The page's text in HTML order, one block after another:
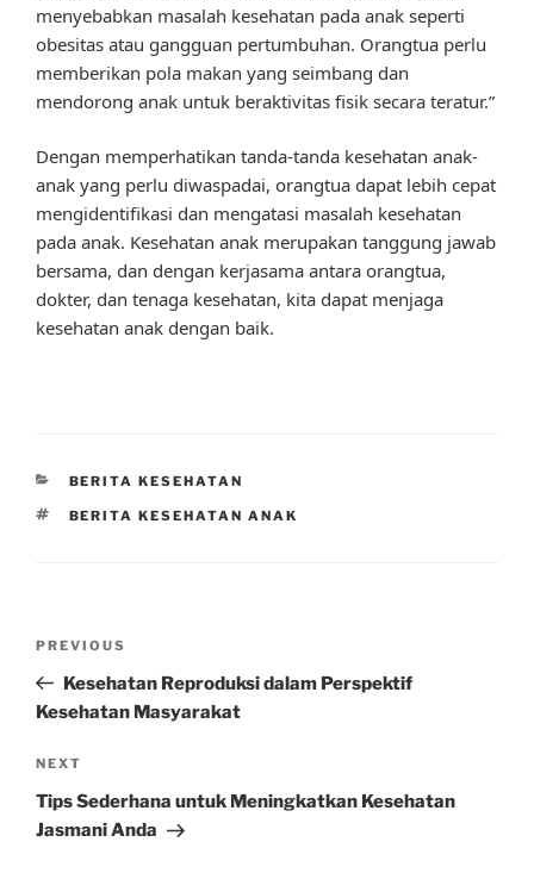
menyebabkan masalah kesehatan pada anak seperti
obesitas atau gangguan pertumbuhan. Orangtua perlu
memberikan pola makan yang seimbang dan
mendorong anak untuk beraktivitas fisik secara teratur.”
Dengan memperhatikan tanda-tanda kesehatan anak-
anak yang perlu diwaspadai, orangtua dapat lebih cepat
mengidentifikasi dan mengatasi masalah kesehatan
pada anak. Kesehatan anak merupakan tanggung jawab
bersama, dan dengan kerjasama antara orangtua,
dokter, dan tenaga kesehatan, kita dapat menjaga
kesehatan anak dengan baik.
CATEGORIES
BERITA KESEHATAN
TAGS
BERITA KESEHATAN ANAK
Previous
Post
PREVIOUS
Kesehatan Reproduksi dalam Perspektif
Kesehatan Masyarakat
Next
Post
NEXT
Tips Sederhana untuk Meningkatkan Kesehatan
Jasmani Anda